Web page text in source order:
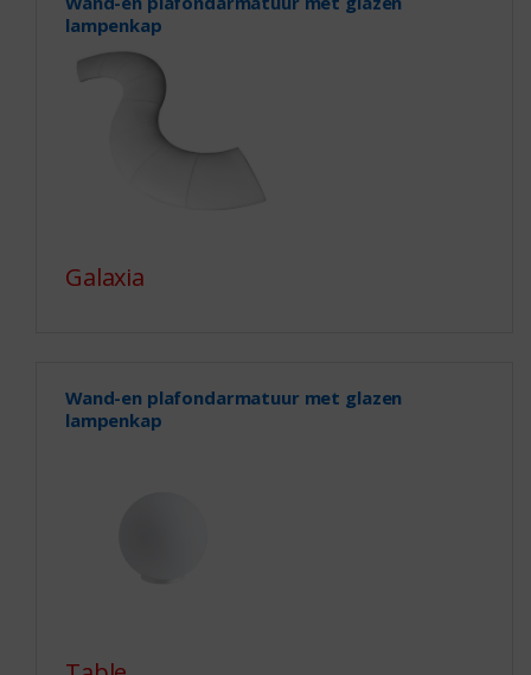
lampenkap
Galaxia
Wand-en plafondarmatuur met glazen
lampenkap